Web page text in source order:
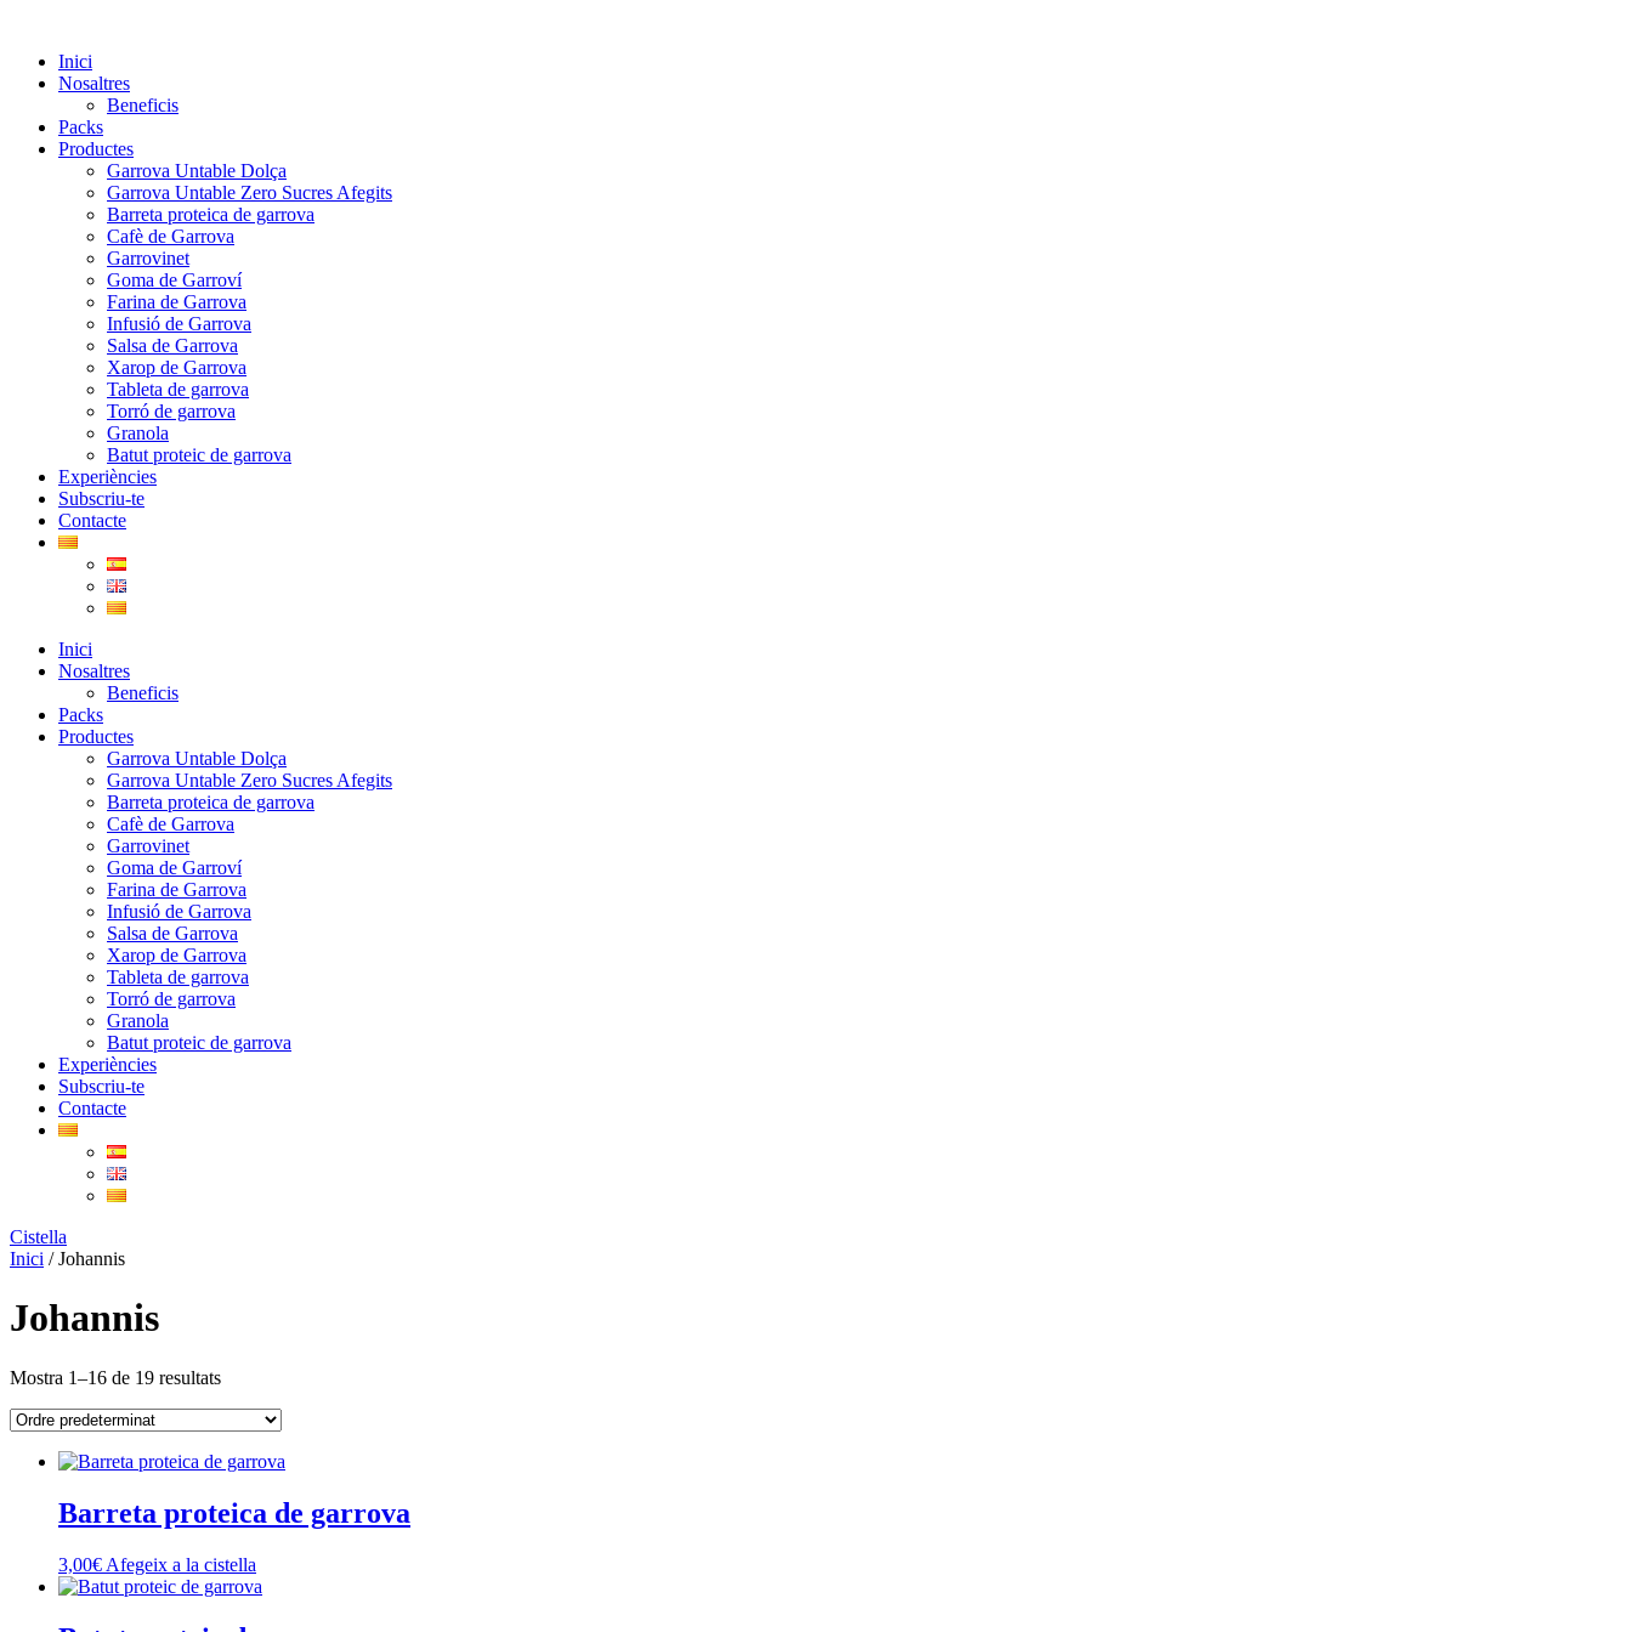
contingut
Inici
Nosaltres
Beneficis
Packs
Productes
Garrova Untable Dolça
Garrova Untable Zero Sucres Afegits
Barreta proteica de garrova
Cafè de Garrova
Garrovinet
Goma de Garroví
Farina de Garrova
Infusió de Garrova
Salsa de Garrova
Xarop de Garrova
Tableta de garrova
Torró de garrova
Granola
Batut proteic de garrova
Experiències
Subscriu-te
Contacte
Inici
Nosaltres
Beneficis
Packs
Productes
Garrova Untable Dolça
Garrova Untable Zero Sucres Afegits
Barreta proteica de garrova
Cafè de Garrova
Garrovinet
Goma de Garroví
Farina de Garrova
Infusió de Garrova
Salsa de Garrova
Xarop de Garrova
Tableta de garrova
Torró de garrova
Granola
Batut proteic de garrova
Experiències
Subscriu-te
Contacte
Cistella
Inici / Johannis
Johannis
Mostra 1–16 de 19 resultats
Barreta proteica de garrova
3,00€ Afegeix a la cistella